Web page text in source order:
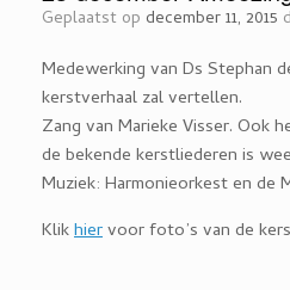
Geplaatst op december 11, 2015
Medewerking van Ds Stephan
kerstverhaal zal vertellen.
Zang van Marieke Visser. Ook
de bekende kerstliederen is
Muziek: Harmonieorkest en de
Klikhiervoor foto’s van de